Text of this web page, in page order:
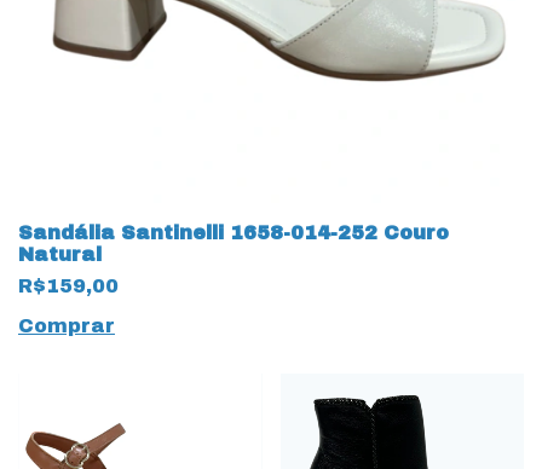
Sandália Santinelli 1658-014-252 Couro
Natural
R$159,00
Comprar